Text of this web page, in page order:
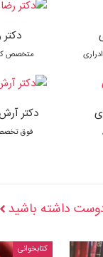
متخصص
دکتر
فوق
داشته باشید
کتابخوانی